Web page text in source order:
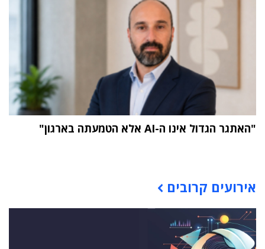
"האתגר הגדול אינו ה-AI אלא הטמעתה בארגון"
אירועים קרובים